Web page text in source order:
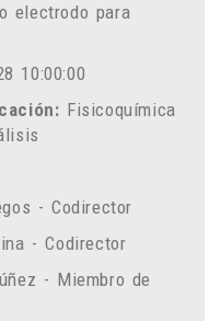
electrodo para
10:00:00
Fisicoquímica
- Codirector
- Codirector
- Miembro de